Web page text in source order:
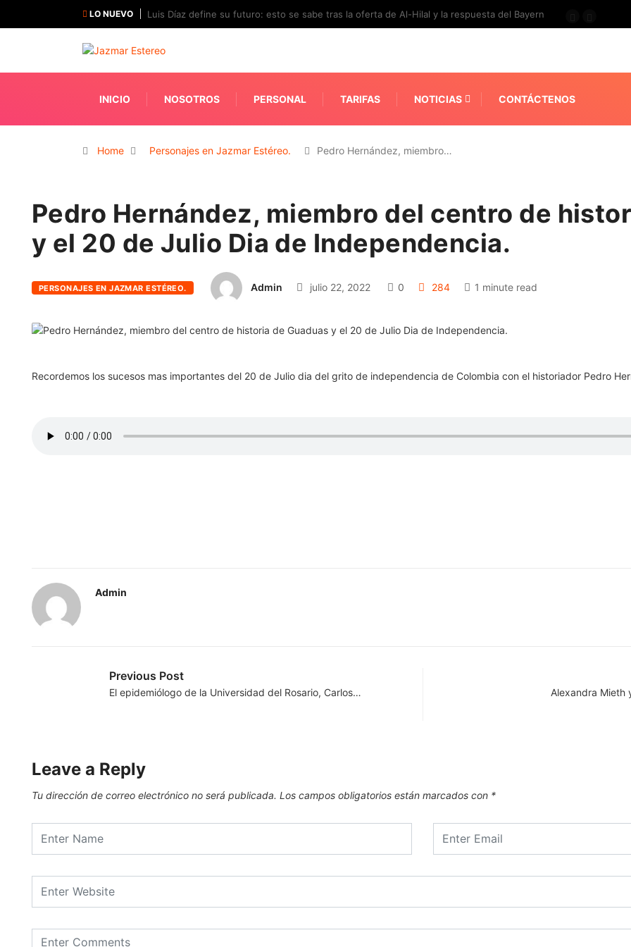
LO NUEVO Luis Díaz define su futuro: esto se sabe tras la oferta de Al-Hilal y la respuesta del Bayern
INICIO NOSOTROS PERSONAL TARIFAS NOTICIAS CONTÁCTENOS
Home Personajes en Jazmar Estéreo. Pedro Hernández, miembro…
Pedro Hernández, miembro del centro de
y el 20 de Julio Dia de Independencia.
PERSONAJES EN JAZMAR ESTÉREO. Admin julio 22, 2022 0 284 1 minute read
Recordemos los sucesos mas importantes del 20 de Julio dia del grito de independencia de Colombia con el historiador Pedro
Admin
Previous Post
El epidemiólogo de la Universidad del Rosario, Carlos… Alexandra Mieth
Leave a Reply
Tu dirección de correo electrónico no será publicada. Los campos obligatorios están marcados con *